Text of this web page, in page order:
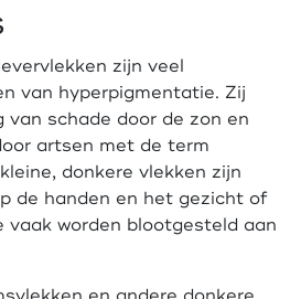
zijn veel
van hyperpigmentatie. Zij
van schade door de zon en
artsen met de term
donkere vlekken zijn
de handen en het gezicht of
vaak worden blootgesteld aan